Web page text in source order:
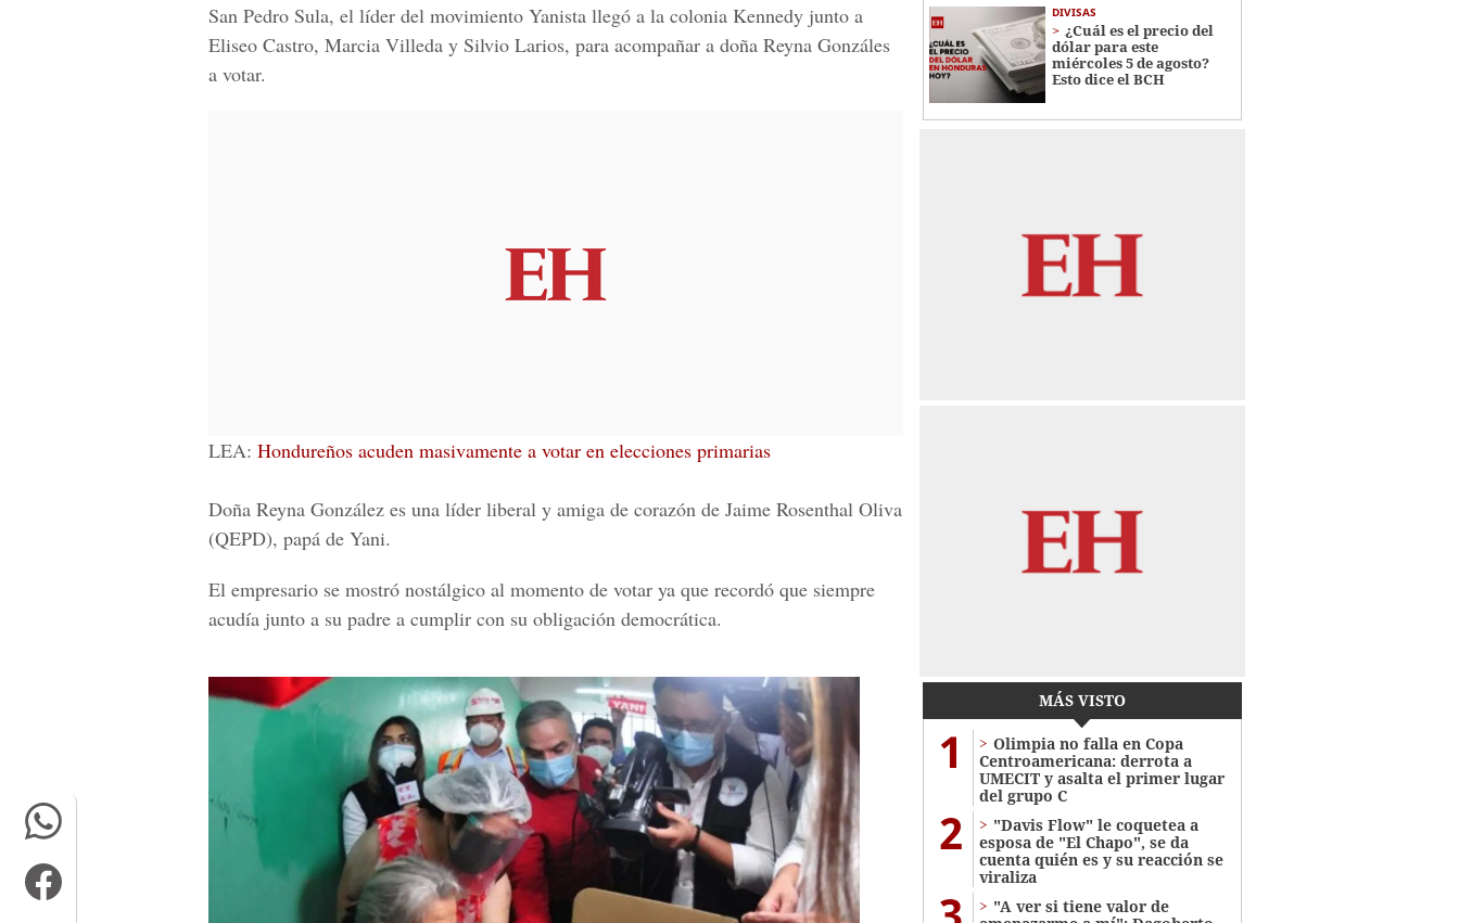
San Pedro Sula, el líder del movimiento Yanista llegó a la colonia Kennedy junto a
Eliseo Castro, Marcia Villeda y Silvio Larios, para acompañar a doña Reyna Gonzáles
a votar.
LEA: Hondureños acuden masivamente a votar en elecciones primarias
Doña Reyna González es una líder liberal y amiga de corazón de Jaime Rosenthal Oliva
(QEPD), papá de Yani.
El empresario se mostró nostálgico al momento de votar ya que recordó que siempre
acudía junto a su padre a cumplir con su obligación democrática.
DIVISAS
¿Cuál es el precio del
dólar para este
miércoles 5 de agosto?
Esto dice el BCH
MÁS VISTO
1
Olimpia no falla en Copa
Centroamericana: derrota a
UMECIT y asalta el primer lugar
del grupo C
2
"Davis Flow" le coquetea a
esposa de "El Chapo", se da
cuenta quién es y su reacción se
viraliza
"A ver si tiene valor de